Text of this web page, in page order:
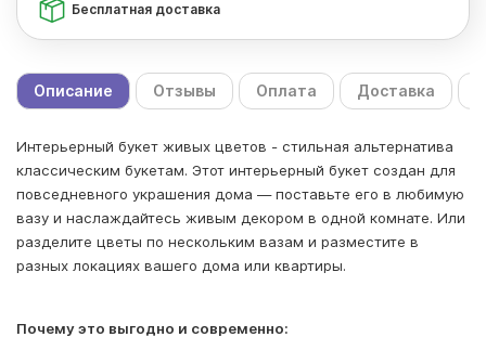
Бесплатная доставка
Описание Отзывы Оплата Доставка
Интерьерный букет живых цветов - стильная альтернатива
классическим букетам. Этот интерьерный букет создан для
повседневного украшения дома — поставьте его в любимую
вазу и наслаждайтесь живым декором в одной комнате. Или
разделите цветы по нескольким вазам и разместите в
разных локациях вашего дома или квартиры.
Почему это выгодно и современно: